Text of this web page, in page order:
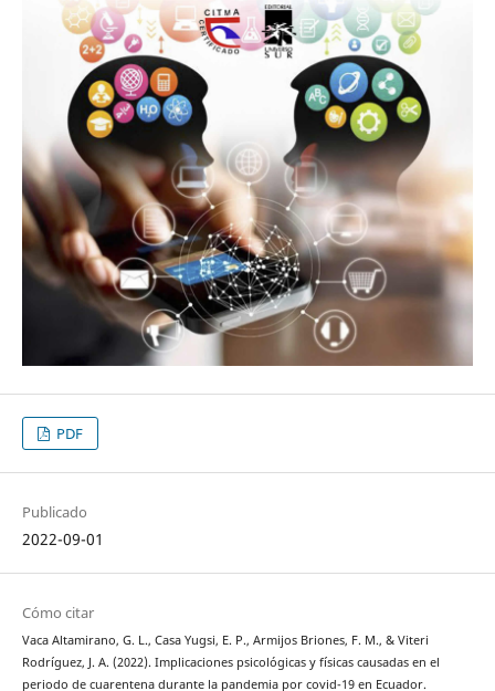
PDF
Publicado
2022-09-01
Cómo citar
Vaca Altamirano, G. L., Casa Yugsi, E. P., Armijos Briones, F. M., & Viteri
Rodríguez, J. A. (2022). Implicaciones psicológicas y físicas causadas en el
periodo de cuarentena durante la pandemia por covid-19 en Ecuador.